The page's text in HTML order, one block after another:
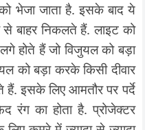
भेजा जाता है. इसके बाद ये
बाहर निकलते हैं. लाइट को
होते हैं जो विजुयल को बड़ा
को बड़ा करके किसी दीवार
हैं. इसके लिए आमतौर पर पर्दे
रंग का होता है. प्रोजेक्टर